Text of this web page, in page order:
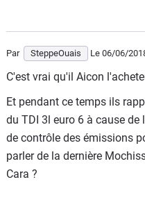
Par SteppeOuais Le 06/06/
C'est vrai qu'il Aicon
Et pendant ce temps ils
du TDI 3l euro 6 à cause
de contrôle des émissions
parler de la dernière
Cara ?